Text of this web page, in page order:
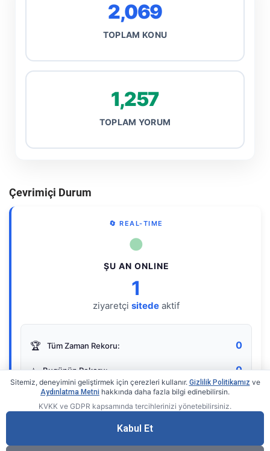
2,069
TOPLAM KONU
1,257
TOPLAM YORUM
Çevrimiçi Durum
🔄 REAL-TIME
●
ŞU AN ONLINE
1
ziyaretçi sitede aktif
🏆 Tüm Zaman Rekoru: 0
⭐ Bugünün Rekoru: 0
Gerçek zamanlı sayaç
Sitemiz, deneyimini geliştirmek için çerezleri kullanır. Gizlilik Politikamız ve
Aydınlatma Metni hakkında daha fazla bilgi edinebilirsin.
KVKK ve GDPR kapsamında tercihlerinizi yönetebilirsiniz.
Kabul Et